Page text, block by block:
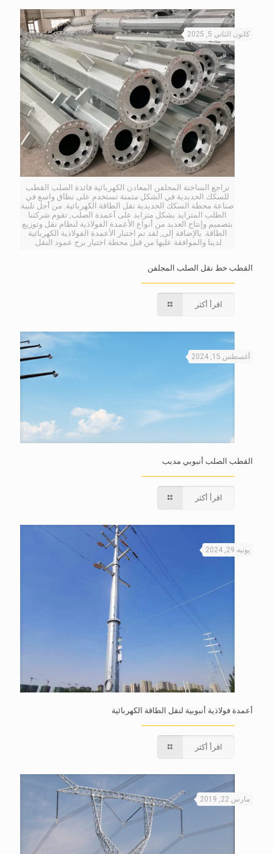
تراجع الساخنة المجلفن المعادن الكهربائية فائدة الصلب القطب
للسكك الحديدية في الشكل مثمنة تستخدم على نطاق واسع في
صناعة محطة السكك الحديدية نقل الطاقة الكهربائية. من أجل تلبية
الطلب المتزايد بشكل متزايد على أعمدة الصلب, تقوم شركتنا
بتصميم وإنتاج العديد من أنواع الأعمدة الفولاذية لنظام نقل وتوزيع
الطاقة. بالإضافة إلى, لقد تم اختبار الأعمدة الفولاذية الكهربائية
لدينا والموافقة عليها من قبل محطة اختبار برج عمود النقل.
كانون الثاني 5, 2025
القطب خط نقل الصلب المجلفن
اقرأ أكثر
أغسطس 15, 2024
القطب الصلب أنبوبي مدبب
اقرأ أكثر
يونيه 29, 2024
أعمدة فولاذية أنبوبية لنقل الطاقة الكهربائية
اقرأ أكثر
مارس 22, 2019